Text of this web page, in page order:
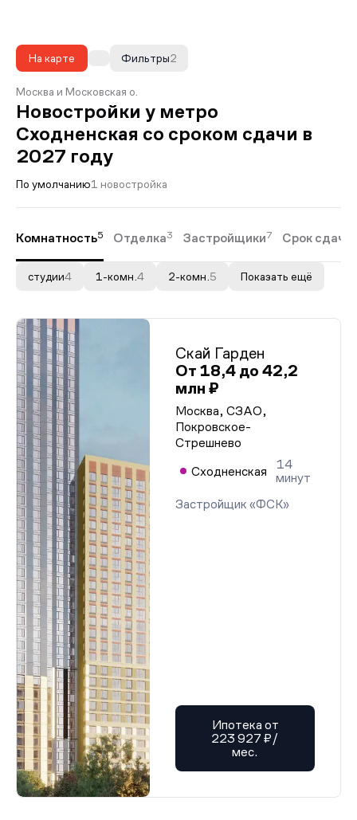
На карте 2
Фильтры
Москва и Московская о.
Новостройки у метро
Сходненская со сроком сдачи в
2027 году
По умолчанию1 новостройка
Комнатность5 Отделка3 Застройщики7 Срок сдачи
студии4 1-комн. 4 2-комн. 5 Показать ещё
Скай Гарден
От 18,4 до 42,2
млн ₽
Москва, СЗАО,
Покровское-
Стрешнево
Сходненская
14
минут
Застройщик «ФСК»
Ипотека от
223 927 ₽/
мес.